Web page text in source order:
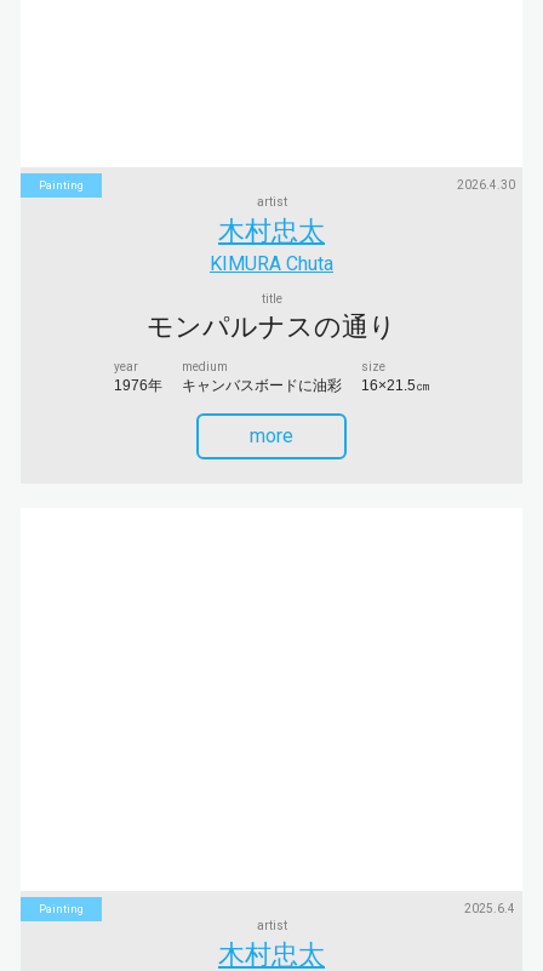
Painting
2026.4.30
artist
木村忠太
KIMURA Chuta
title
モンパルナスの通り
year
1976年
medium
キャンバスボードに油彩
size
16×21.5㎝
more
Painting
2025.6.4
artist
木村忠太